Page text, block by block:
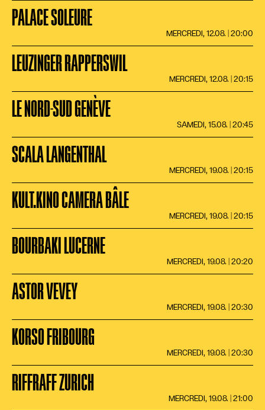
PALACE SOLEURE
MERCREDI, 12.08. | 20:00
LEUZINGER RAPPERSWIL
MERCREDI, 12.08. | 20:15
LE NORD-SUD GENÈVE
SAMEDI, 15.08. | 20:45
SCALA LANGENTHAL
MERCREDI, 19.08. | 20:15
KULT.KINO CAMERA BÂLE
MERCREDI, 19.08. | 20:15
BOURBAKI LUCERNE
MERCREDI, 19.08. | 20:20
ASTOR VEVEY
MERCREDI, 19.08. | 20:30
KORSO FRIBOURG
MERCREDI, 19.08. | 20:30
RIFFRAFF ZURICH
MERCREDI, 19.08. | 21:00